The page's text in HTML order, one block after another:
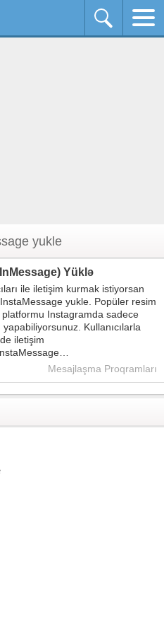
yukle
Yüklə
ile iletişim kurmak istiyorsan
yukle. Popüler resim
platformu Instagramda sadece
Kullanıcılarla
iletişim
Mesajlaşma Proqramları